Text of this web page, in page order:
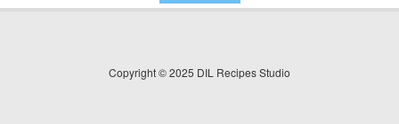
Copyright © 2025 DIL Recipes Studio